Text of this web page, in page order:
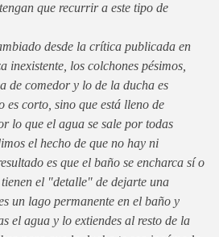
que recurrir a este tipo de
desde la crítica publicada en
inexistente, los colchones pésimos,
de comedor y lo de la ducha es
es corto, sino que está lleno de
lo que el agua se sale por todas
el hecho de que no hay ni
es que el baño se encharca sí o
el "detalle" de dejarte una
un lago permanente en el baño y
el agua y lo extiendes al resto de la